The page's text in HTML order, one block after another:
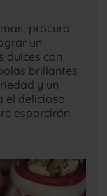
procura
un
dulces con
brillantes
y un
el delicioso
esparcirán